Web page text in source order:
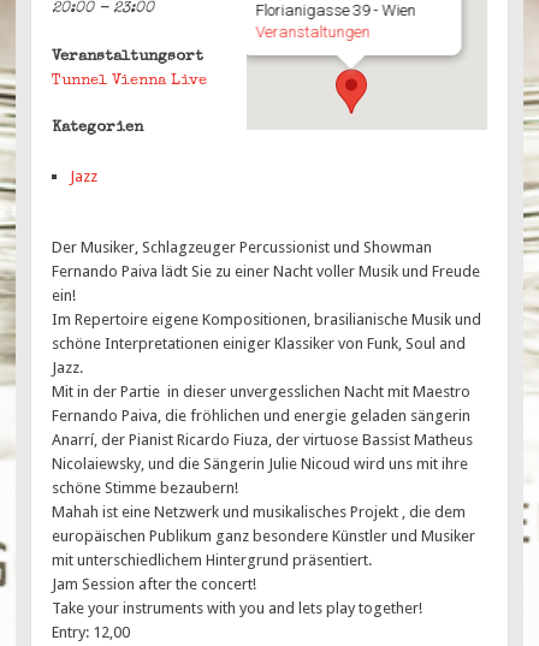
Florianigasse 39 - Wien
Veranstaltungen
20:00 - 23:00
Veranstaltungsort
Tunnel Vienna Live
Kategorien
Jazz
Der Musiker, Schlagzeuger Percussionist und Showman
Fernando Paiva lädt Sie zu einer Nacht voller Musik und Freude
ein!
Im Repertoire eigene Kompositionen, brasilianische Musik und
schöne Interpretationen einiger Klassiker von Funk, Soul and
Jazz.
Mit in der Partie in dieser unvergesslichen Nacht mit Maestro
Fernando Paiva, die fröhlichen und energie geladen sängerin
Anarrí, der Pianist Ricardo Fiuza, der virtuose Bassist Matheus
Nicolaiewsky, und die Sängerin Julie Nicoud wird uns mit ihre
schöne Stimme bezaubern!
Mahah ist eine Netzwerk und musikalisches Projekt , die dem
europäischen Publikum ganz besondere Künstler und Musiker
mit unterschiedlichem Hintergrund präsentiert.
Jam Session after the concert!
Take your instruments with you and lets play together!
Entry: 12,00